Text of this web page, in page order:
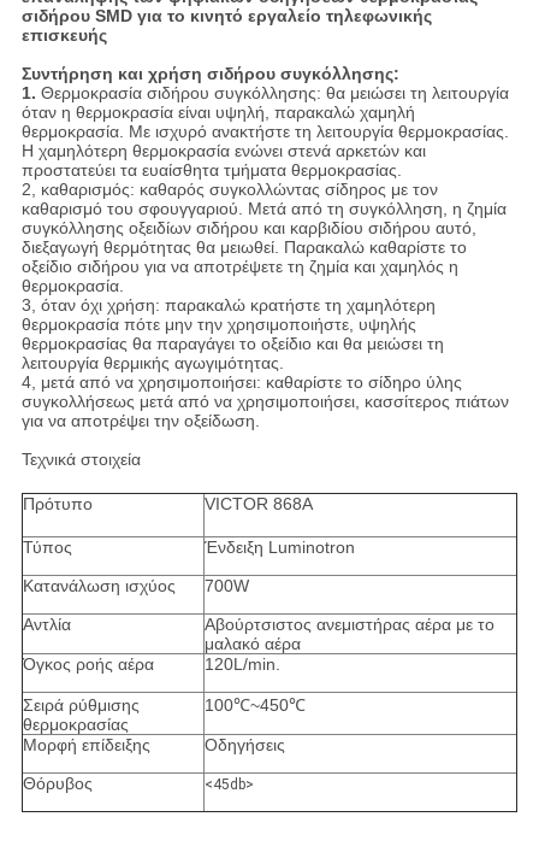
σιδήρου SMD για το κινητό εργαλείο τηλεφωνικής
επισκευής
Συντήρηση και χρήση σιδήρου συγκόλλησης:
1. Θερμοκρασία σιδήρου συγκόλλησης: θα μειώσει τη λειτουργία
όταν η θερμοκρασία είναι υψηλή, παρακαλώ χαμηλή
θερμοκρασία. Με ισχυρό ανακτήστε τη λειτουργία θερμοκρασίας.
Η χαμηλότερη θερμοκρασία ενώνει στενά αρκετών και
προστατεύει τα ευαίσθητα τμήματα θερμοκρασίας.
2, καθαρισμός: καθαρός συγκολλώντας σίδηρος με τον
καθαρισμό του σφουγγαριού. Μετά από τη συγκόλληση, η ζημία
συγκόλλησης οξειδίων σιδήρου και καρβιδίου σιδήρου αυτό,
διεξαγωγή θερμότητας θα μειωθεί. Παρακαλώ καθαρίστε το
οξείδιο σιδήρου για να αποτρέψετε τη ζημία και χαμηλός η
θερμοκρασία.
3, όταν όχι χρήση: παρακαλώ κρατήστε τη χαμηλότερη
θερμοκρασία πότε μην την χρησιμοποιήστε, υψηλής
θερμοκρασίας θα παραγάγει το οξείδιο και θα μειώσει τη
λειτουργία θερμικής αγωγιμότητας.
4, μετά από να χρησιμοποιήσει: καθαρίστε το σίδηρο ύλης
συγκολλήσεως μετά από να χρησιμοποιήσει, κασσίτερος πιάτων
για να αποτρέψει την οξείδωση.
Τεχνικά στοιχεία
Πρότυπο VICTOR 868A
Τύπος
Ένδειξη Luminotron
Κατανάλωση ισχύος
700W
Αντλία
Αβούρτσιστος ανεμιστήρας αέρα με το
μαλακό αέρα
Όγκος ροής αέρα
120L/min.
Σειρά ρύθμισης
θερμοκρασίας
100℃~450℃
Μορφή επίδειξης
Οδηγήσεις
Θόρυβος
<45db>